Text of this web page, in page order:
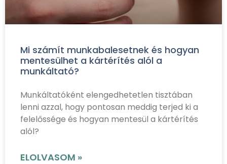
Mi számít munkabalesetnek és hogyan
mentesülhet a kártérítés alól a
munkáltató?
Munkáltatóként elengedhetetlen tisztában
lenni azzal, hogy pontosan meddig terjed ki a
felelőssége és hogyan mentesül a kártérítés
alól?
ELOLVASOM »